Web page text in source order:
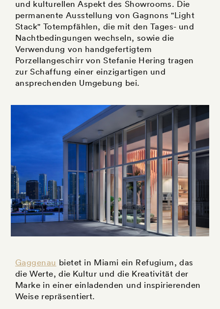
und kulturellen Aspekt des Showrooms. Die
permanente Ausstellung von Gagnons "Light
Stack" Totempfählen, die mit den Tages- und
Nachtbedingungen wechseln, sowie die
Verwendung von handgefertigtem
Porzellangeschirr von Stefanie Hering tragen
zur Schaffung einer einzigartigen und
ansprechenden Umgebung bei.
Gaggenau bietet in Miami ein Refugium, das
die Werte, die Kultur und die Kreativität der
Marke in einer einladenden und inspirierenden
Weise repräsentiert.